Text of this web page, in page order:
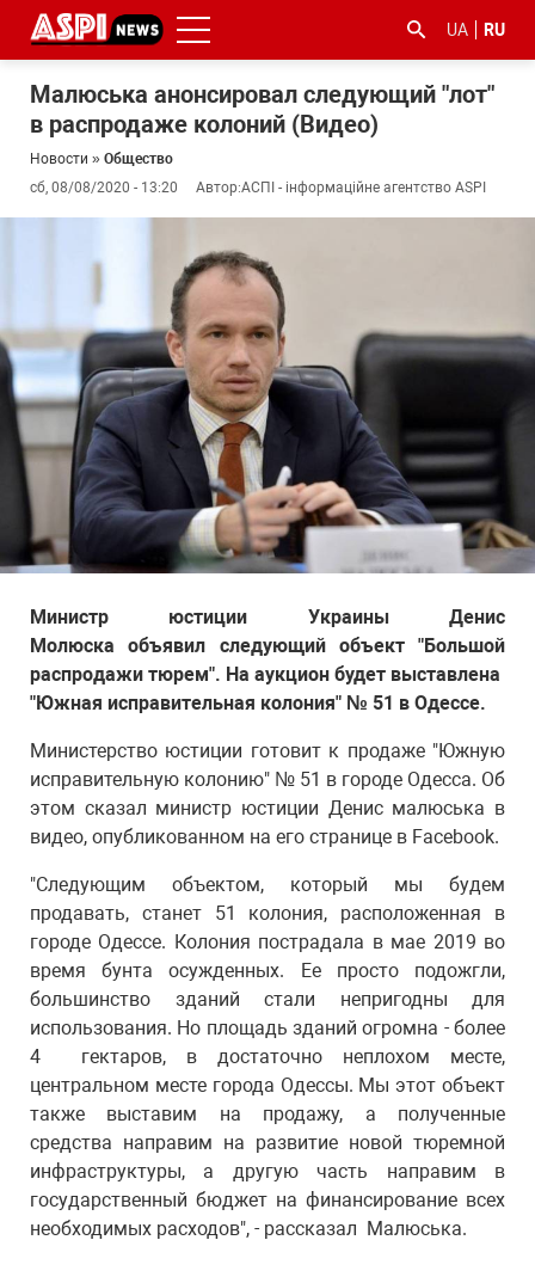
UA RU
Малюська анонсировал следующий "лот"
в распродаже колоний (Видео)
Новости » Общество
сб, 08/08/2020 - 13:20
Автор:АСПІ - інформаційне агентство ASPI
Министр юстиции Украины Денис
Молюска объявил следующий объект "Большой
распродажи тюрем". На аукцион будет выставлена ​​
"Южная исправительная колония" № 51 в Одессе.
Министерство юстиции готовит к продаже "Южную
исправительную колонию" № 51 в городе Одесса. Об
этом сказал министр юстиции Денис малюська в
видео, опубликованном на его странице в Facebook.
"Следующим объектом, который мы будем
продавать, станет 51 колония, расположенная в
городе Одессе. Колония пострадала в мае 2019 во
время бунта осужденных. Ее просто подожгли,
большинство зданий стали непригодны для
использования. Но площадь зданий огромна - более
4 гектаров, в достаточно неплохом месте,
центральном месте города Одессы. Мы этот объект
также выставим на продажу, а полученные
средства направим на развитие новой тюремной
инфраструктуры, а другую часть направим в
государственный бюджет на финансирование всех
необходимых расходов", - рассказал Малюська.
#боротьба
#гфс #Киев